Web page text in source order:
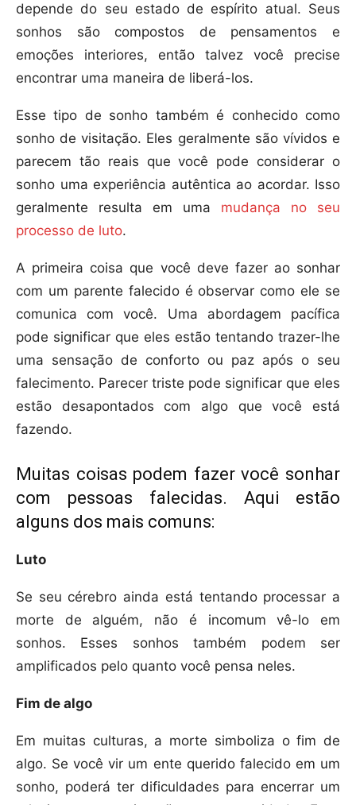
depende do seu estado de espírito atual. Seus
sonhos são compostos de pensamentos e
emoções interiores, então talvez você precise
encontrar uma maneira de liberá-los.
Esse tipo de sonho também é conhecido como
sonho de visitação. Eles geralmente são vívidos e
parecem tão reais que você pode considerar o
sonho uma experiência autêntica ao acordar. Isso
geralmente resulta em uma mudança no seu
processo de luto.
A primeira coisa que você deve fazer ao sonhar
com um parente falecido é observar como ele se
comunica com você. Uma abordagem pacífica
pode significar que eles estão tentando trazer-lhe
uma sensação de conforto ou paz após o seu
falecimento. Parecer triste pode significar que eles
estão desapontados com algo que você está
fazendo.
Muitas coisas podem fazer você sonhar
com pessoas falecidas. Aqui estão
alguns dos mais comuns:
Luto
Se seu cérebro ainda está tentando processar a
morte de alguém, não é incomum vê-lo em
sonhos. Esses sonhos também podem ser
amplificados pelo quanto você pensa neles.
Fim de algo
Em muitas culturas, a morte simboliza o fim de
algo. Se você vir um ente querido falecido em um
sonho, poderá ter dificuldades para encerrar um